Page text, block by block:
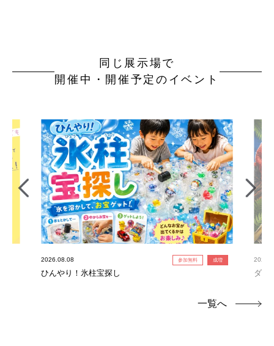
同じ展示場で
開催中・開催予定のイベント
2026.08.08 参加無料 成増
ひんやり！氷柱宝探し ダイ
一覧へ